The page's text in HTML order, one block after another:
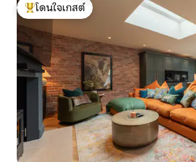
โดนใจเกสต์ที่สุด
โดนใจเกสต์